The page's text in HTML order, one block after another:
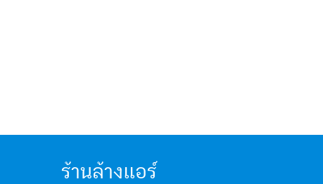
ร้านล้างแอร์